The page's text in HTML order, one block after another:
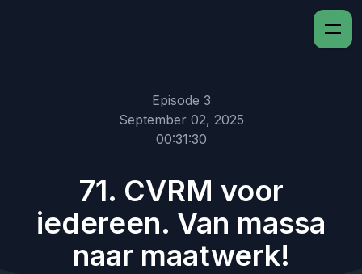
Episode 3
September 02, 2025
00:31:30
71. CVRM voor
iedereen. Van massa
naar maatwerk!